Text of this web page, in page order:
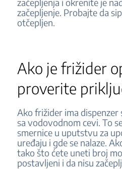
začepljenje. Probajte da
otčepljen.
Ako je frižider
proverite
Ako frižider ima dispenzer
sa vodovodnom cevi. To
smernice u uputstvu za
uređaju i gde se nalaze.
tako što ćete uneti broj
postavljeni i da nisu